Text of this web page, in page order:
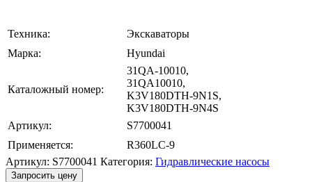
Техника:
Экскаваторы
Марка:
Hyundai
Каталожный номер:
31QA-10010,
31QA10010,
K3V180DTH-9N1S,
K3V180DTH-9N4S
Артикул:
S7700041
Применяется:
R360LC-9
Артикул: S7700041 Категория: Гидравлические насосы
Запросить цену